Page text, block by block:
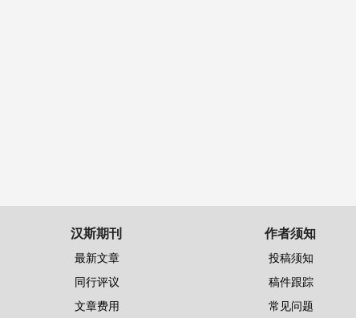
汉斯期刊
最新文章
同行评议
文章费用
作者须知
投稿须知
稿件跟踪
常见问题